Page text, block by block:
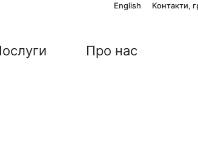
English Контакти,
Про нас